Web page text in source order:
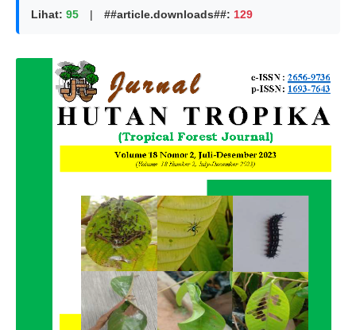
Lihat: 95 | ##article.downloads##: 129